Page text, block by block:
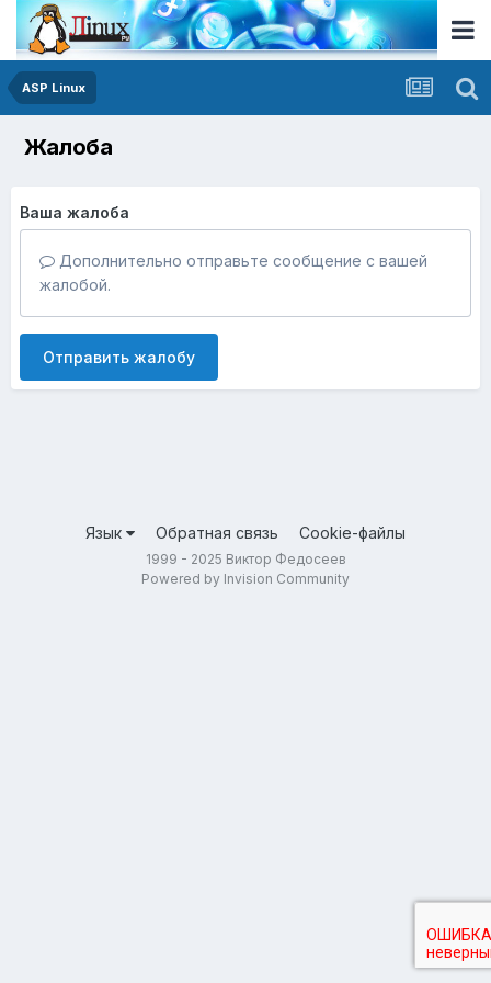
ASP Linux
Жалоба
Ваша жалоба
Дополнительно отправьте сообщение с вашей
жалобой.
Отправить жалобу
Язык Обратная связь Cookie-файлы
1999 - 2025 Виктор Федосеев
Powered by Invision Community